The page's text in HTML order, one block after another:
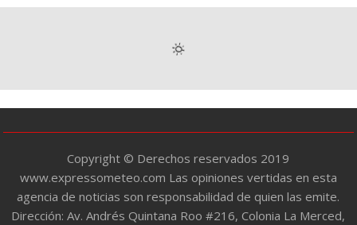
e
í
a
Copyright © Derechos reservados 2019
www.expressometeo.com Las opiniones vertidas en esta
agencia de noticias son responsabilidad de quien las emite.
Dirección: Av. Andrés Quintana Roo #216, Colonia La Merced,